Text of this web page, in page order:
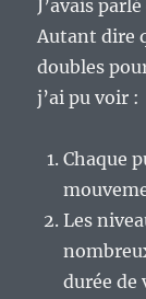
J’avais
Autant dire
doubles
j’ai pu voir :
Chaque
Les
durée de